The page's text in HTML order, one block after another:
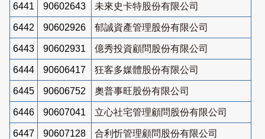
6441 90602643 未來史卡特股份有限公司
6442 90602926 郁誠資產管理股份有限公司
6443 90602931 億秀投資顧問股份有限公司
6444 90606417 狂客多媒體股份有限公司
6445 90606752 奧普事旺股份有限公司
6446 90607041 立心社宅管理顧問股份有限公司
6447 90607128 合利忻管理顧問股份有限公司